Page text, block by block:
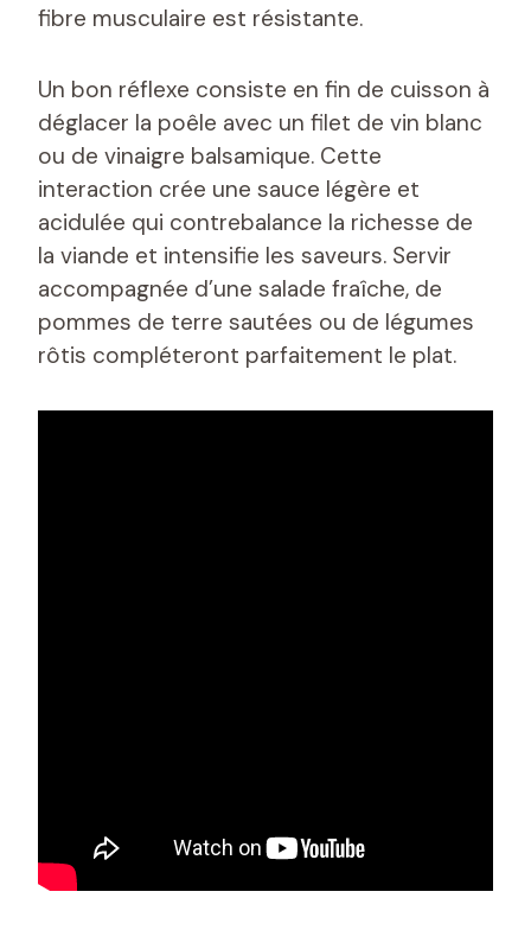
fibre musculaire est résistante.
Un bon réflexe consiste en fin de cuisson à
déglacer la poêle avec un filet de vin blanc
ou de vinaigre balsamique. Cette
interaction crée une sauce légère et
acidulée qui contrebalance la richesse de
la viande et intensifie les saveurs. Servir
accompagnée d’une salade fraîche, de
pommes de terre sautées ou de légumes
rôtis compléteront parfaitement le plat.